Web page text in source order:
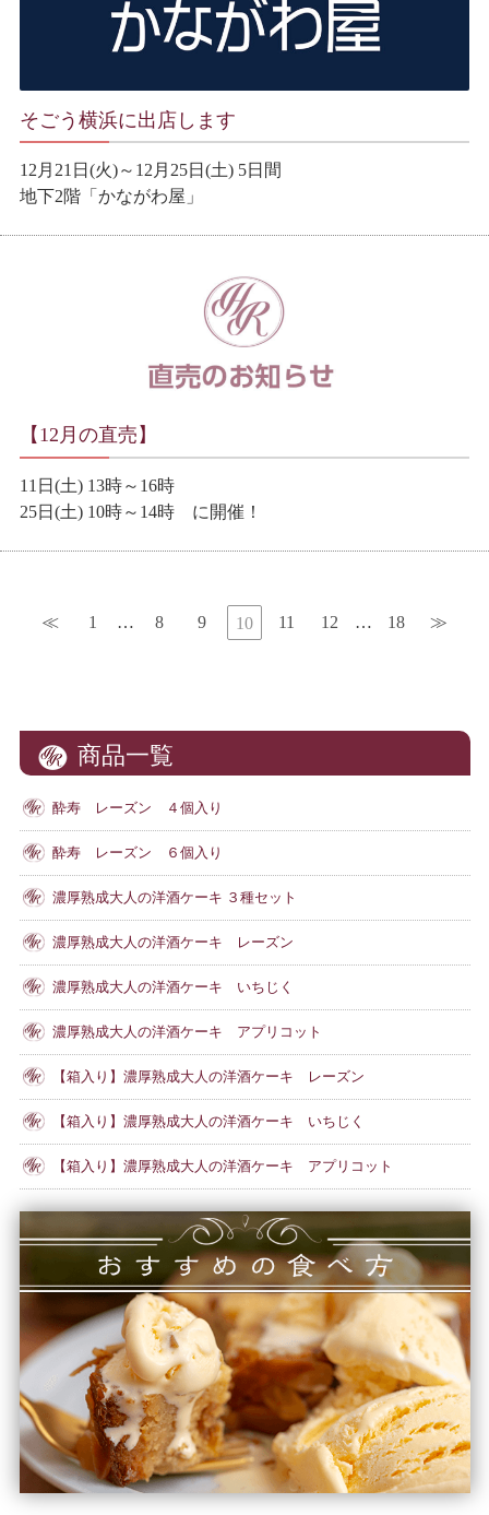
そごう横浜に出店します
12月21日(火)～12月25日(土) 5日間
地下2階「かながわ屋」
【12月の直売】
11日(土) 13時～16時
25日(土) 10時～14時 に開催！
≪ 1 … 8 9 10 11 12 … 18 ≫
商品一覧
酔寿 レーズン ４個入り
酔寿 レーズン ６個入り
濃厚熟成大人の洋酒ケーキ ３種セット
濃厚熟成大人の洋酒ケーキ レーズン
濃厚熟成大人の洋酒ケーキ いちじく
濃厚熟成大人の洋酒ケーキ アプリコット
【箱入り】濃厚熟成大人の洋酒ケーキ レーズン
【箱入り】濃厚熟成大人の洋酒ケーキ いちじく
【箱入り】濃厚熟成大人の洋酒ケーキ アプリコット